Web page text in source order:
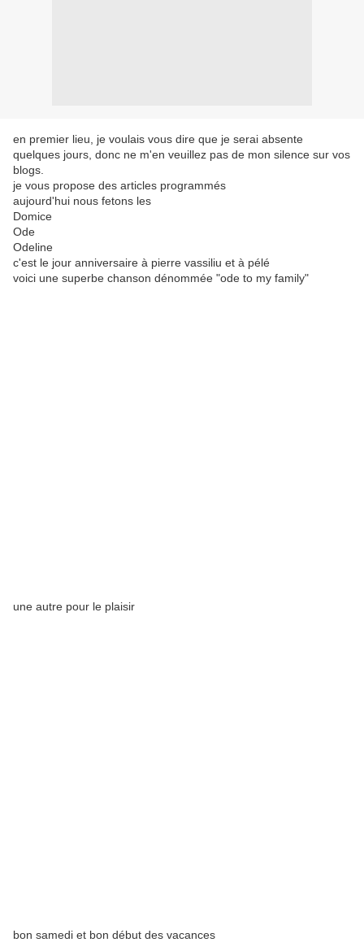
en premier lieu, je voulais vous dire que je serai absente
quelques jours, donc ne m'en veuillez pas de mon silence sur vos
blogs.
je vous propose des articles programmés
aujourd'hui nous fetons les
Domice
Ode
Odeline
c'est le jour anniversaire à pierre vassiliu et à pélé
voici une superbe chanson dénommée "ode to my family"
une autre pour le plaisir
bon samedi et bon début des vacances